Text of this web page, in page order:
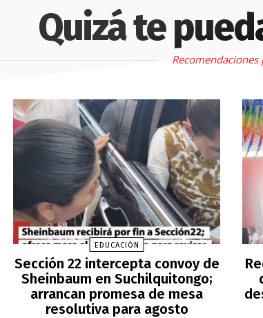
Quizá te
Recomendaciones
EDUCACIÓN
Sección 22 intercepta convoy de
Sheinbaum en Suchilquitongo;
arrancan promesa de mesa
resolutiva para agosto